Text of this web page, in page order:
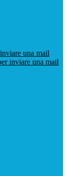
una mail
inviare una mail